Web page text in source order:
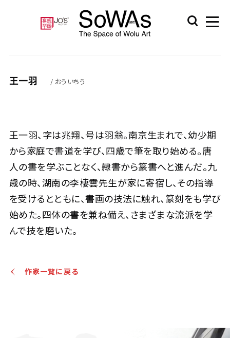
王一羽 / おういちう
王一羽、字は兆翔、号は羽翁。南京生まれで、幼少期
から家庭で書道を学び、四歳で筆を取り始める。唐
人の書を学ぶことなく、隷書から篆書へと進んだ。九
歳の時、湖南の李棲雲先生が家に寄宿し、その指導
を受けるとともに、書画の技法に触れ、篆刻をも学び
始めた。四体の書を兼ね備え、さまざまな流派を学
んで技を磨いた。
作家一覧に戻る